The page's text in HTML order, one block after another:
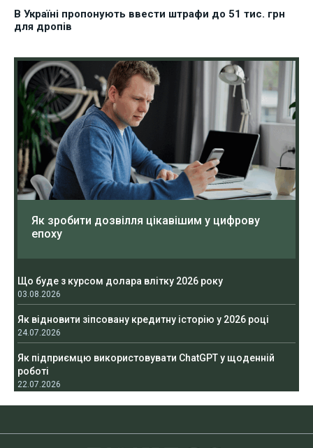
В Україні пропонують ввести штрафи до 51 тис. грн
для дропів
Як зробити дозвілля цікавішим у цифрову
епоху
Що буде з курсом долара влітку 2026 року
03.08.2026
Як відновити зіпсовану кредитну історію у 2026 році
24.07.2026
Як підприємцю використовувати ChatGPT у щоденній
роботі
22.07.2026